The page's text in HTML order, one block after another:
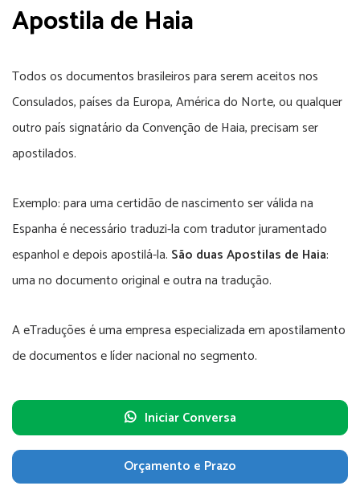
Apostila de Haia
Todos os documentos brasileiros para serem aceitos nos
Consulados, países da Europa, América do Norte, ou qualquer
outro país signatário da Convenção de Haia, precisam ser
apostilados.
Exemplo: para uma certidão de nascimento ser válida na
Espanha é necessário traduzi-la com tradutor juramentado
espanhol e depois apostilá-la. São duas Apostilas de Haia:
uma no documento original e outra na tradução.
A eTraduções é uma empresa especializada em apostilamento
de documentos e líder nacional no segmento.
Iniciar Conversa
Orçamento e Prazo